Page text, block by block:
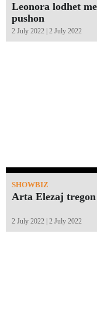
Leonora lodhet
pushon
2 July 2022 | 2 July 2022
SHOWBIZ
Arta Elezaj
2 July 2022 | 2 July 2022